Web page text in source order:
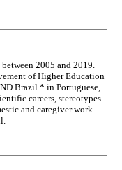
2005 and 2019.
of Higher Education
Brazil * in Portuguese,
careers, stereotypes
and caregiver work